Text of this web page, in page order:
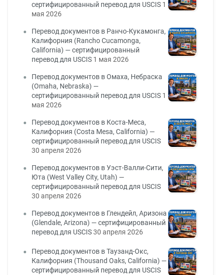
сертифицированный перевод для USCIS 1
мая 2026
Перевод документов в Ранчо-Кукамонга,
Калифорния (Rancho Cucamonga,
California) — сертифицированный
перевод для USCIS 1 мая 2026
Перевод документов в Омаха, Небраска
(Omaha, Nebraska) —
сертифицированный перевод для USCIS 1
мая 2026
Перевод документов в Коста-Меса,
Калифорния (Costa Mesa, California) —
сертифицированный перевод для USCIS
30 апреля 2026
Перевод документов в Уэст-Валли-Сити,
Юта (West Valley City, Utah) —
сертифицированный перевод для USCIS
30 апреля 2026
Перевод документов в Глендейл, Аризона
(Glendale, Arizona) — сертифицированный
перевод для USCIS30 апреля 2026
Перевод документов в Таузанд-Окс,
Калифорния (Thousand Oaks, California) —
сертифицированный перевод для USCIS